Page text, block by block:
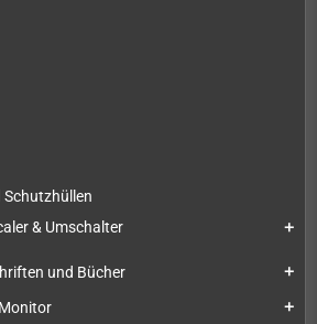
& Umschalter
add
und Bücher add
add